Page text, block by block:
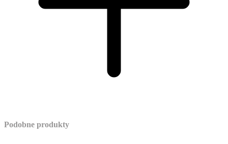
Podobne produkty